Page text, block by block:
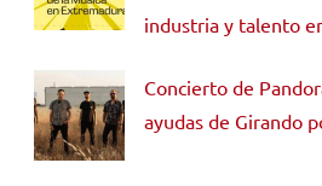
industria y talento
Concierto de
ayudas de Girando